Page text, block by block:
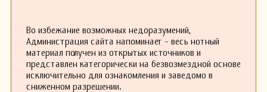
Во избежание возможных недоразумений,
Администрация сайта напоминает - весь нотный
материал получен из открытых источников и
представлен категорически на безвозмездной основе
исключительно для ознакомления и заведомо в
сниженном разрешении.